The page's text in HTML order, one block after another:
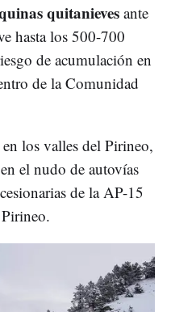
quitanieves ante
hasta los 500-700
de acumulación en
de la Comunidad
los valles del Pirineo,
el nudo de autovías
de la AP-15